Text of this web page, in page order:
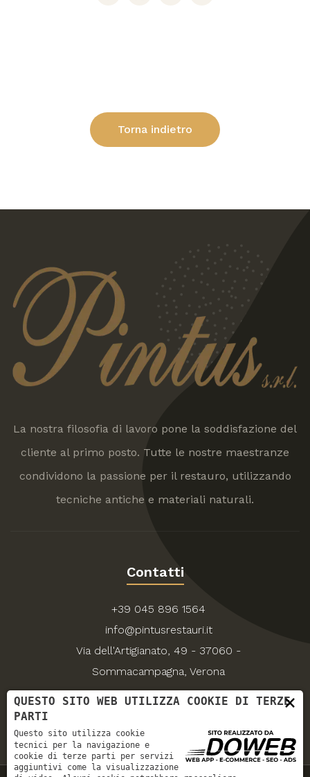
Torna indietro
La nostra filosofia di lavoro pone la soddisfazione del
cliente al primo posto. Tutte le nostre maestranze
condividono la passione per il restauro, utilizzando
tecniche antiche e materiali naturali.
Contatti
+39 045 896 1564
info@pintusrestauri.it
Via dell'Artigianato, 49 - 37060 -
Sommacampagna, Verona
×
QUESTO SITO WEB UTILIZZA COOKIE DI TERZE
PARTI
Questo sito utilizza cookie
tecnici per la navigazione e
cookie di terze parti per servizi
aggiuntivi come la visualizzazione